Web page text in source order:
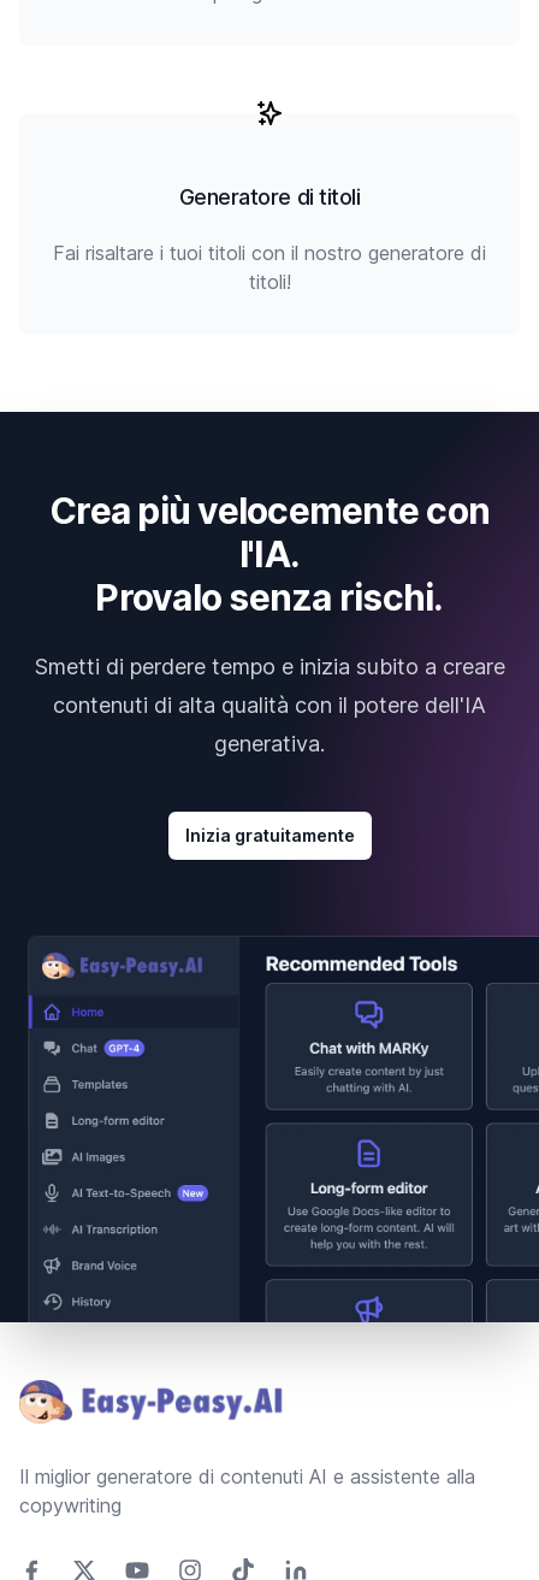
Generatore di titoli
Fai risaltare i tuoi titoli con il nostro generatore di
titoli!
Crea più velocemente con
l'IA.
Provalo senza rischi.
Smetti di perdere tempo e inizia subito a creare
contenuti di alta qualità con il potere dell'IA
generativa.
Inizia gratuitamente
Il miglior generatore di contenuti AI e assistente alla
copywriting